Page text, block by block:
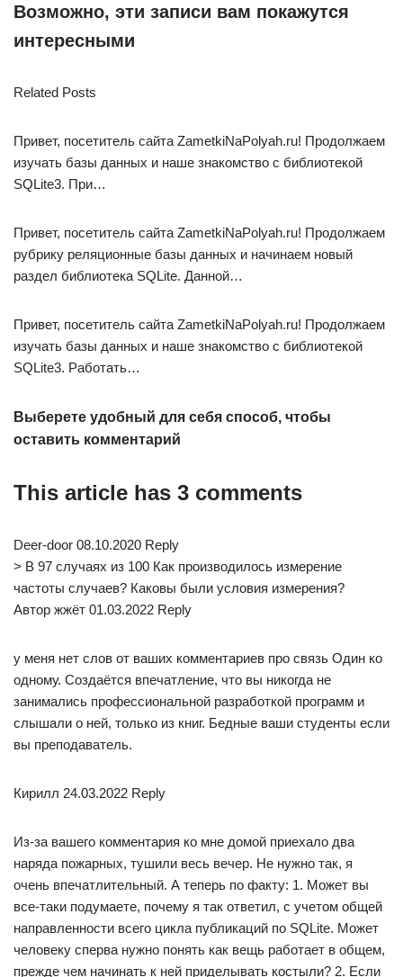
Возможно, эти записи вам покажутся
интересными
Related Posts
Привет, посетитель сайта ZametkiNaPolyah.ru! Продолжаем
изучать базы данных и наше знакомство с библиотекой
SQLite3. При…
Привет, посетитель сайта ZametkiNaPolyah.ru! Продолжаем
рубрику реляционные базы данных и начинаем новый
раздел библиотека SQLite. Данной…
Привет, посетитель сайта ZametkiNaPolyah.ru! Продолжаем
изучать базы данных и наше знакомство с библиотекой
SQLite3. Работать…
Выберете удобный для себя способ, чтобы
оставить комментарий
This article has 3 comments
Deer-door 08.10.2020 Reply
> В 97 случаях из 100 Как производилось измерение
частоты случаев? Каковы были условия измерения?
Автор жжёт 01.03.2022 Reply
у меня нет слов от ваших комментариев про связь Один ко
одному. Создаётся впечатление, что вы никогда не
занимались профессиональной разработкой программ и
слышали о ней, только из книг. Бедные ваши студенты если
вы преподаватель.
Кирилл 24.03.2022 Reply
Из-за вашего комментария ко мне домой приехало два
наряда пожарных, тушили весь вечер. Не нужно так, я
очень впечатлительный. А теперь по факту: 1. Может вы
все-таки подумаете, почему я так ответил, с учетом общей
направленности всего цикла публикаций по SQLite. Может
человеку сперва нужно понять как вещь работает в общем,
прежде чем начинать к ней приделывать костыли? 2. Если